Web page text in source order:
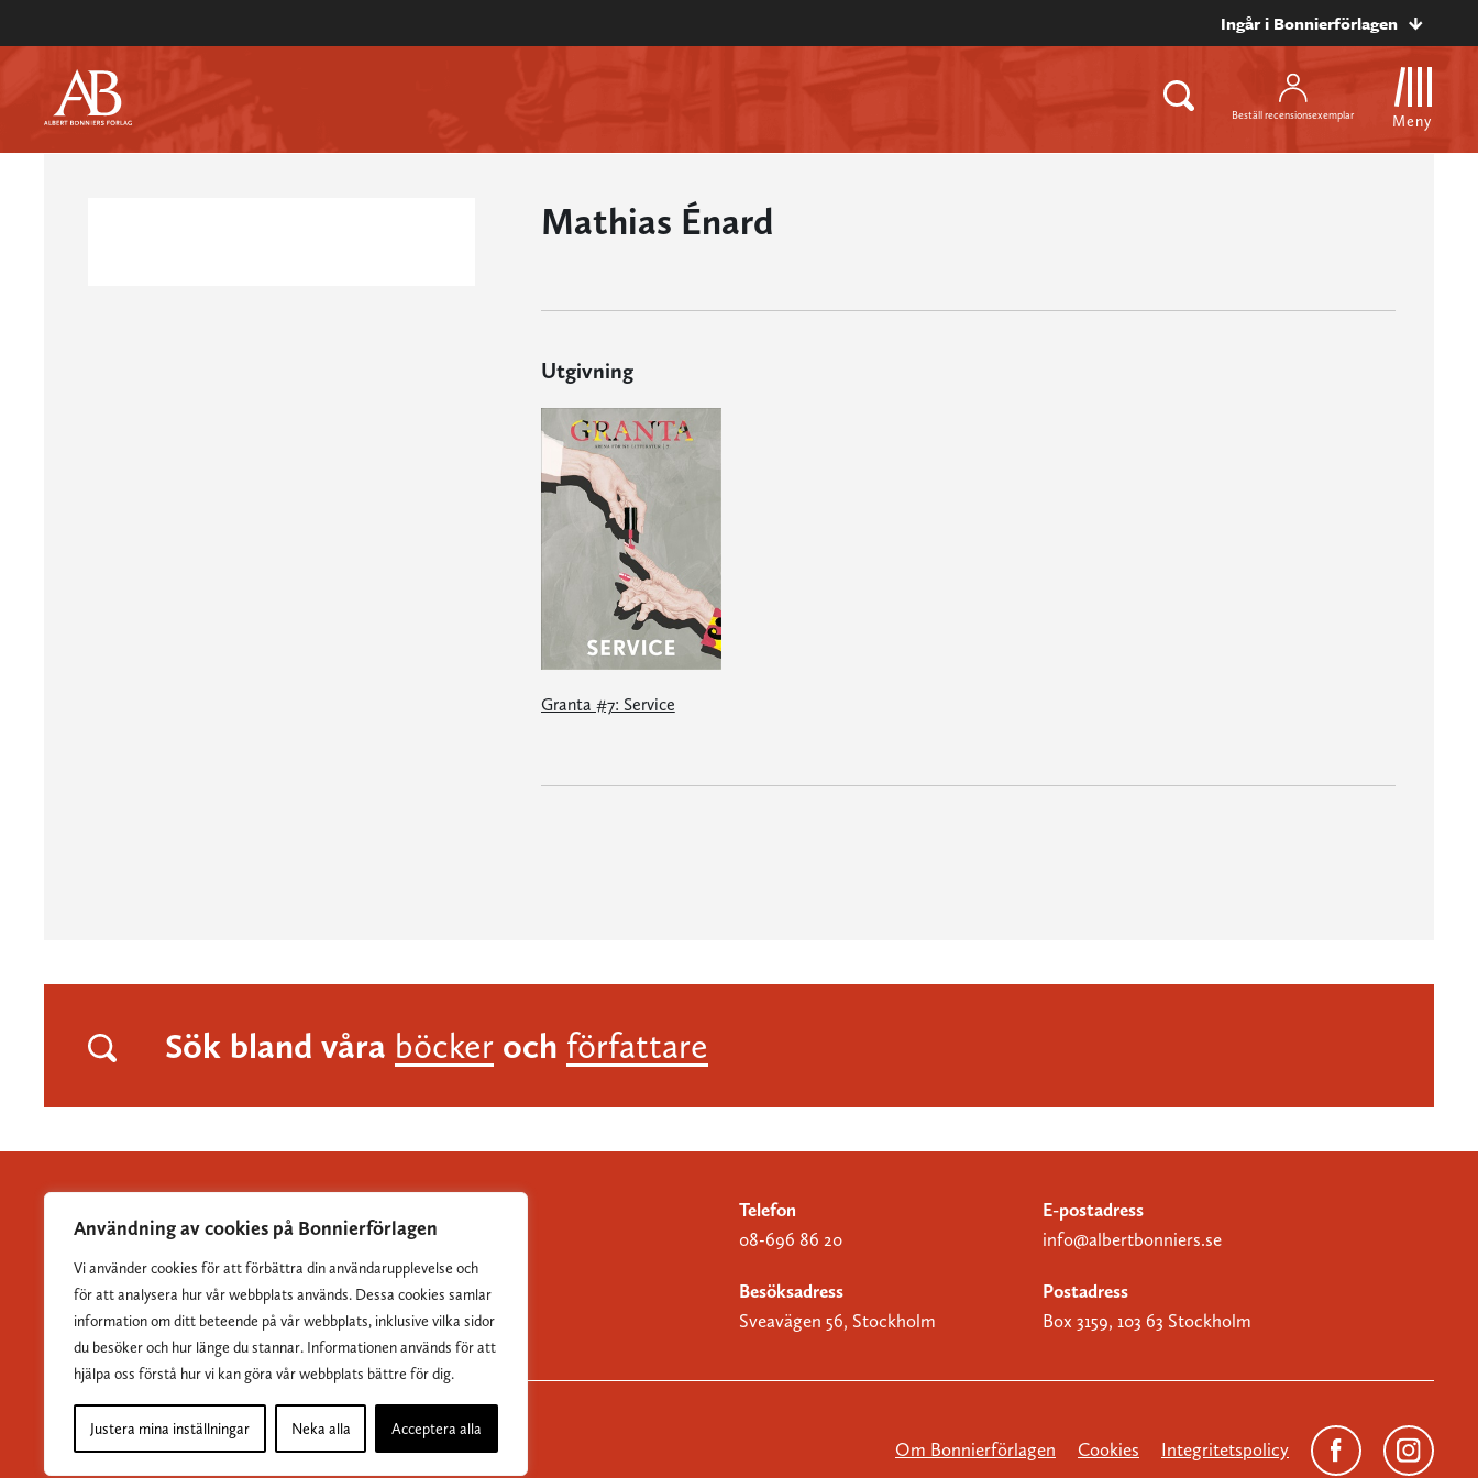
Användning av cookies på Bonnierförlagen
Vi använder cookies för att förbättra din användarupplevelse och
för att analysera hur vår webbplats används. Dessa cookies samlar
information om ditt beteende på vår webbplats, inklusive vilka sidor
du besöker och hur länge du stannar. Informationen används för att
hjälpa oss förstå hur vi kan göra vår webbplats bättre för dig.
Justera mina inställningar Neka alla Acceptera alla
Ingår i Bonnierförlagen
Beställ recensionsexemplar Meny
Mathias Énard
Utgivning
Granta #7: Service
Sök bland våra böcker och författare
Albert Bonniers Förlag grundades 1837 och är Sveriges
största skönlitterära förlag.
Telefon
08-696 86 20
E-postadress
info@albertbonniers.se
Besöksadress
Sveavägen 56, Stockholm
Postadress
Box 3159, 103 63 Stockholm
Om Bonnierförlagen Cookies Integritetspolicy